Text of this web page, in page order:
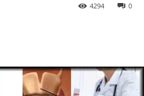
0
4294